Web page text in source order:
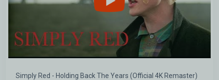
Simply Red - Holding Back The Years (Official 4K Remaster)